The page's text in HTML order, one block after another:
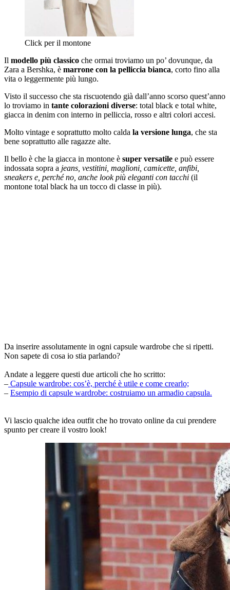
Click per il montone
Il modello più classico che ormai troviamo un po’ dovunque, da
Zara a Bershka, è marrone con la pelliccia bianca, corto fino alla
vita o leggermente più lungo.
Visto il successo che sta riscuotendo già dall’anno scorso quest’anno
lo troviamo in tante colorazioni diverse: total black e total white,
giacca in denim con interno in pelliccia, rosso e altri colori accesi.
Molto vintage e soprattutto molto calda la versione lunga, che sta
bene soprattutto alle ragazze alte.
Il bello è che la giacca in montone è super versatile e può essere
indossata sopra a jeans, vestitini, maglioni, camicette, anfibi,
sneakers e, perché no, anche look più eleganti con tacchi (il
montone total black ha un tocco di classe in più).
Da inserire assolutamente in ogni capsule wardrobe che si ripetti.
Non sapete di cosa io stia parlando?
Andate a leggere questi due articoli che ho scritto:
– Capsule wardrobe: cos’è, perché è utile e come crearlo;
– Esempio di capsule wardrobe: costruiamo un armadio capsula.
Vi lascio qualche idea outfit che ho trovato online da cui prendere
spunto per creare il vostro look!